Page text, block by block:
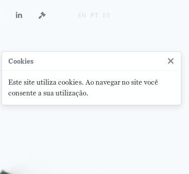
EN PT ES
Cookies ×
Este site utiliza cookies. Ao navegar no site você
consente a sua utilização.